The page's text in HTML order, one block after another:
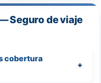
Seguro de viaje
cobertura